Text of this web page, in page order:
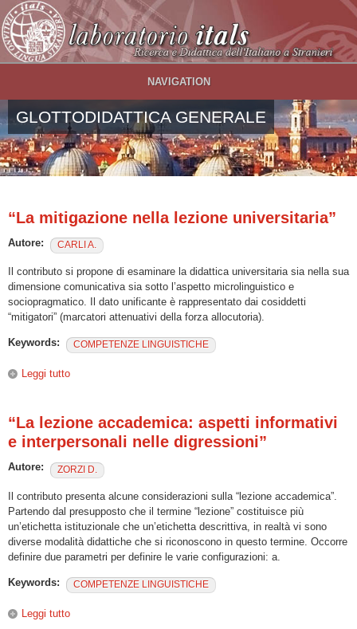
Salta al contenuto principale
NAVIGATION
GLOTTODIDATTICA GENERALE
“La mitigazione nella lezione universitaria”
Autore: CARLI A.
Il contributo si propone di esaminare la didattica universitaria sia nella sua
dimensione comunicativa sia sotto l’aspetto microlinguistico e
sociopragmatico. Il dato unificante è rappresentato dai cosiddetti
“mitigatori” (marcatori attenuativi della forza allocutoria).
Keywords: COMPETENZE LINGUISTICHE
Leggi tutto
“La lezione accademica: aspetti informativi
e interpersonali nelle digressioni”
Autore: ZORZI D.
Il contributo presenta alcune considerazioni sulla “lezione accademica”.
Partendo dal presupposto che il termine “lezione” costituisce più
un’etichetta istituzionale che un’etichetta descrittiva, in realtà vi sono
diverse modalità didattiche che si riconoscono in questo termine. Occorre
definire due parametri per definire le varie configurazioni: a.
Keywords: COMPETENZE LINGUISTICHE
Leggi tutto